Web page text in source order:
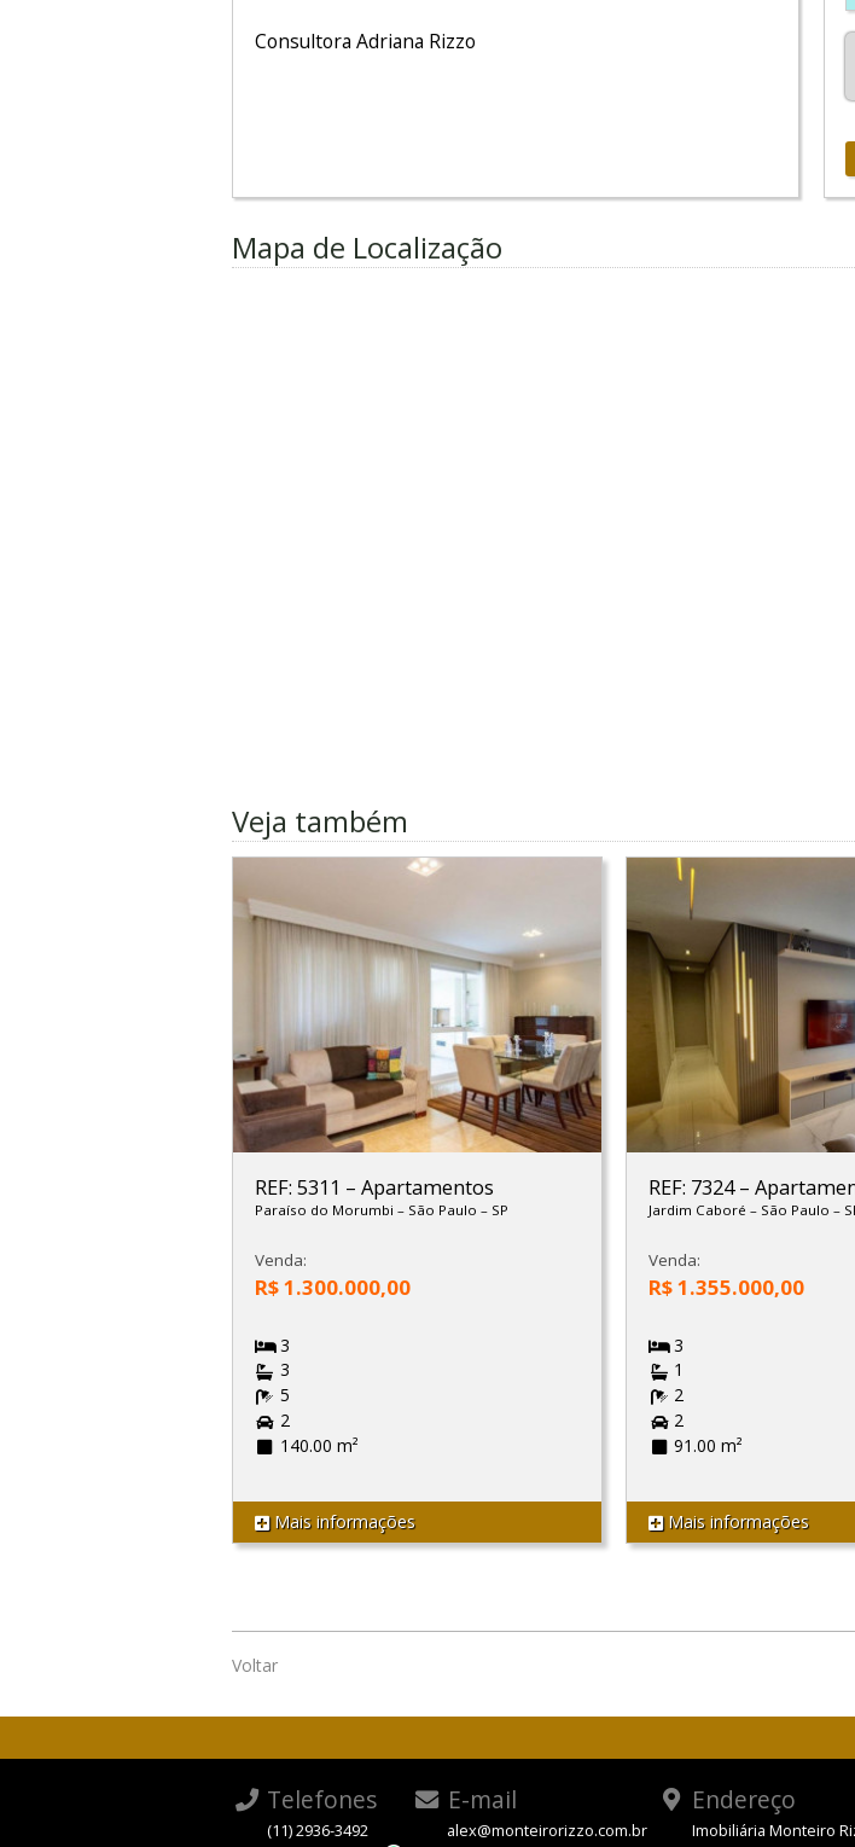
Consultora Adriana Rizzo
Mapa de Localização
Veja também
REF: 5311 – Apartamentos
Paraíso do Morumbi – São Paulo – SP
Venda:
R$ 1.300.000,00
3
3
5
2
140.00 m²
Mais informações
REF: 7324–
Jardim Caboré – São Paulo –
Venda:
R$ 1.355.000,00
3
1
2
2
91.00 m²
Mais informações
Voltar
Telefones
(11) 2936-3492
E-mail
alex@monteirorizzo.com.br
Endereço
Imobiliária Monteiro